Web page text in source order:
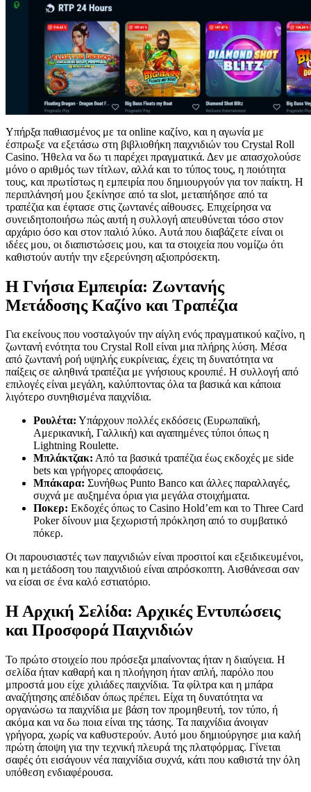
Υπήρξα παθιασμένος με τα online καζίνο, και η αγωνία με
έσπρωξε να εξετάσω στη βιβλιοθήκη παιχνιδιών του Crystal Roll
Casino. Ήθελα να δω τι παρέχει πραγματικά. Δεν με απασχολούσε
μόνο ο αριθμός των τίτλων, αλλά και το τύπος τους, η ποιότητα
τους, και πρωτίστως η εμπειρία που δημιουργούν για τον παίκτη. Η
περιπλάνησή μου ξεκίνησε από τα slot, μεταπήδησε από τα
τραπέζια και έφτασε στις ζωντανές αίθουσες. Επιχείρησα να
συνειδητοποιήσω πώς αυτή η συλλογή απευθύνεται τόσο στον
αρχάριο όσο και στον παλιό λύκο. Αυτά που διαβάζετε είναι οι
ιδέες μου, οι διαπιστώσεις μου, και τα στοιχεία που νομίζω ότι
καθιστούν αυτήν την εξερεύνηση αξιοπρόσεκτη.
Η Γνήσια Εμπειρία: Ζωντανής
Μετάδοσης Καζίνο και Τραπέζια
Για εκείνους που νοσταλγούν την αίγλη ενός πραγματικού καζίνο, η
ζωντανή ενότητα του Crystal Roll είναι μια πλήρης λύση. Μέσα
από ζωντανή ροή υψηλής ευκρίνειας, έχεις τη δυνατότητα να
παίξεις σε αληθινά τραπέζια με γνήσιους κρουπιέ. Η συλλογή από
επιλογές είναι μεγάλη, καλύπτοντας όλα τα βασικά και κάποια
λιγότερο συνηθισμένα παιχνίδια.
Ρουλέτα: Υπάρχουν πολλές εκδόσεις (Ευρωπαϊκή,
Αμερικανική, Γαλλική) και αγαπημένες τύποι όπως η
Lightning Roulette.
Μπλάκτζακ: Από τα βασικά τραπέζια έως εκδοχές με side
bets και γρήγορες αποφάσεις.
Μπάκαρα: Συνήθως Punto Banco και άλλες παραλλαγές,
συχνά με αυξημένα όρια για μεγάλα στοιχήματα.
Ποκερ: Εκδοχές όπως το Casino Hold’em και το Three Card
Poker δίνουν μια ξεχωριστή πρόκληση από το συμβατικό
πόκερ.
Οι παρουσιαστές των παιχνιδιών είναι προσιτοί και εξειδικευμένοι,
και η μετάδοση του παιχνιδιού είναι απρόσκοπτη. Αισθάνεσαι σαν
να είσαι σε ένα καλό εστιατόριο.
Η Αρχική Σελίδα: Αρχικές Εντυπώσεις
και Προσφορά Παιχνιδιών
Το πρώτο στοιχείο που πρόσεξα μπαίνοντας ήταν η διαύγεια. Η
σελίδα ήταν καθαρή και η πλοήγηση ήταν απλή, παρόλο που
μπροστά μου είχε χιλιάδες παιχνίδια. Τα φίλτρα και η μπάρα
αναζήτησης απέδιδαν όπως πρέπει. Είχα τη δυνατότητα να
οργανώσω τα παιχνίδια με βάση τον προμηθευτή, τον τύπο, ή
ακόμα και να δω ποια είναι της τάσης. Τα παιχνίδια άνοιγαν
γρήγορα, χωρίς να καθυστερούν. Αυτό μου δημιούργησε μια καλή
πρώτη άποψη για την τεχνική πλευρά της πλατφόρμας. Γίνεται
σαφές ότι εισάγουν νέα παιχνίδια συχνά, κάτι που καθιστά την όλη
υπόθεση ενδιαφέρουσα.